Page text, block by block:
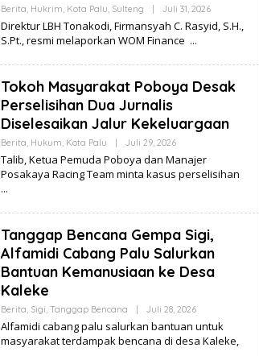
Berita, Hukrim, Kota Palu, Sulteng Juli 31, 2026O
L
E
I
I
Direktur LBH Tonakodi, Firmansyah C. Rasyid, S.H.,
S.Pt., resmi melaporkan WOM Finance
Tokoh Masyarakat Poboya Desak
Perselisihan Dua Jurnalis
Diselesaikan Jalur Kekeluargaan
Berita, Hukum, Kota Palu Juli 29, 2026O
E
H
K
Talib, Ketua Pemuda Poboya dan Manajer
Posakaya Racing Team minta kasus perselisihan
Tanggap Bencana Gempa Sigi,
Alfamidi Cabang Palu Salurkan
Bantuan Kemanusiaan ke Desa
Kaleke
Berita, Sigi, Tanggap Bencana Juli 28, 2026O
E
H
Alfamidi cabang palu salurkan bantuan untuk
masyarakat terdampak bencana di desa Kaleke,